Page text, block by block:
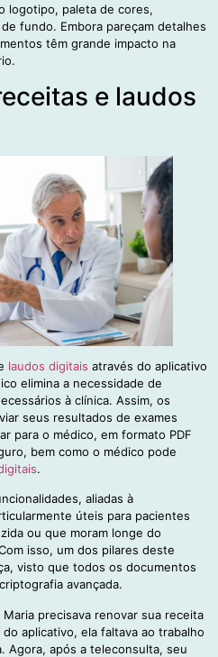
logotipo, paleta de cores,
fundo. Embora pareçam detalhes
têm grande impacto na
e laudos
laudos digitais através do aplicativo
elimina a necessidade de
à clínica. Assim, os
seus resultados de exames
para o médico, em formato PDF
bem como o médico pode
.
aliadas à
úteis para pacientes
ou que moram longe do
isso, um dos pilares deste
visto que todos os documentos
avançada.
precisava renovar sua receita
aplicativo, ela faltava ao trabalho
Agora, após a teleconsulta, seu